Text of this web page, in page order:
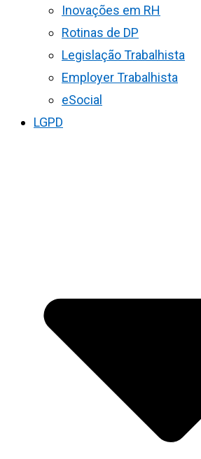
Inovações em RH
Rotinas de DP
Legislação Trabalhista
Employer Trabalhista
eSocial
LGPD